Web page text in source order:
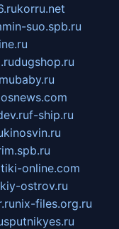
korru.net
suo.spb.ru
dugshop.ru
f-ship.ru
kinosvin.ru
online.com
ostrov.ru
nix-files.org.ru
sputnikyes.ru